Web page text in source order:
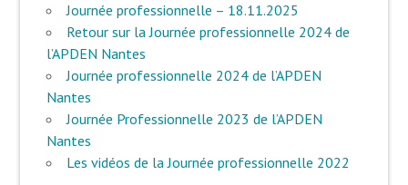
Journée professionnelle – 18.11.2025
Retour sur la Journée professionnelle 2024 de
l’APDEN Nantes
Journée professionnelle 2024 de l’APDEN
Nantes
Journée Professionnelle 2023 de l’APDEN
Nantes
Les vidéos de la Journée professionnelle 2022